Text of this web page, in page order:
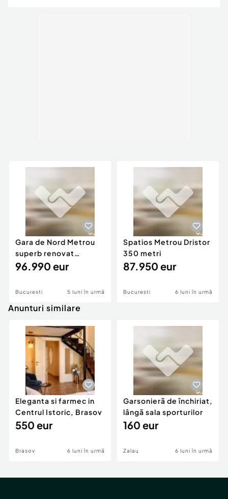
Gara de Nord Metrou
superb renovat
mobilat utilat
96.990 eur
Bucuresti 5 luni în urmă
Spatios Metrou Dristor
350 metri
87.950 eur
Bucuresti 6 luni în urmă
Anunturi similare
Eleganta si farmec in
Centrul Istoric, Brasov
550 eur
Brasov 6 luni în urmă
Garsonieră de închiriat,
lângă sala sporturilor
160 eur
Zalau 6 luni în urmă